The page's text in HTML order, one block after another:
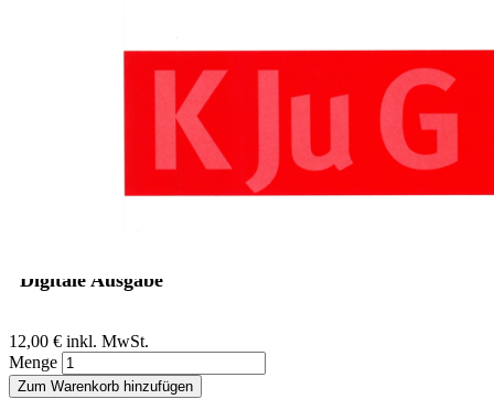
Editorial zu Titelthema: Viel
Rauch um... Kinder und
Jugendliche
Digitale Ausgabe
12,00 € inkl. MwSt.
Menge
Zum Warenkorb hinzufügen